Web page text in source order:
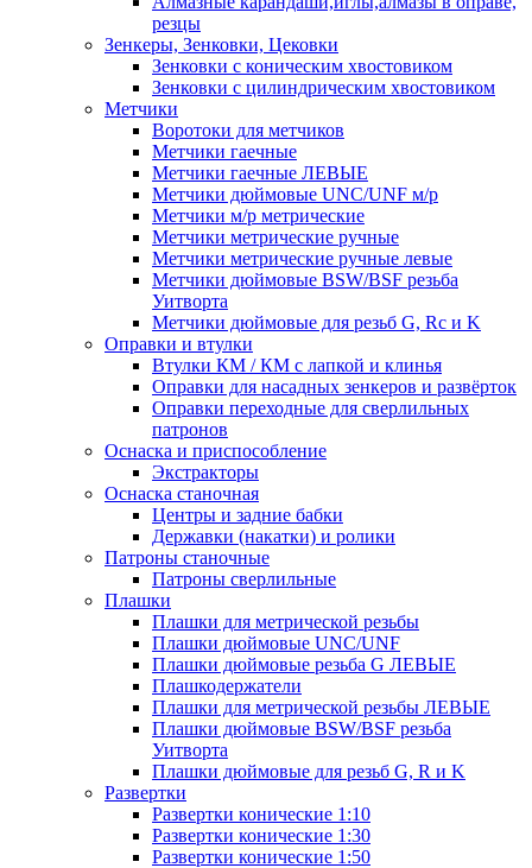
резцы
Зенкеры, Зенковки, Цековки
Зенковки с коническим хвостовиком
Зенковки с цилиндрическим хвостовиком
Метчики
Воротоки для метчиков
Метчики гаечные
Метчики гаечные ЛЕВЫЕ
Метчики дюймовые UNC/UNF м/р
Метчики м/р метрические
Метчики метрические ручные
Метчики метрические ручные левые
Метчики дюймовые BSW/BSF резьба
Уитворта
Метчики дюймовые для резьб G, Rc и K
Оправки и втулки
Втулки КМ / КМ с лапкой и клинья
Оправки для насадных зенкеров и развёрток
Оправки переходные для сверлильных
патронов
Оснаска и приспособление
Экстракторы
Оснаска станочная
Центры и задние бабки
Державки (накатки) и ролики
Патроны станочные
Патроны сверлильные
Плашки
Плашки для метрической резьбы
Плашки дюймовые UNC/UNF
Плашки дюймовые резьба G ЛЕВЫЕ
Плашкодержатели
Плашки для метрической резьбы ЛЕВЫЕ
Плашки дюймовые BSW/BSF резьба
Уитворта
Плашки дюймовые для резьб G, R и K
Развертки
Развертки конические 1:10
Развертки конические 1:30
Развертки конические 1:50